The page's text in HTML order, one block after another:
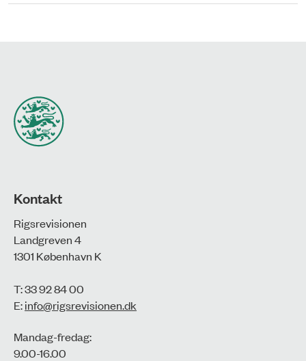
Kontakt
Rigsrevisionen
Landgreven 4
1301 København K
T: 33 92 84 00
E:info@rigsrevisionen.dk
Mandag-fredag:
9.00-16.00​